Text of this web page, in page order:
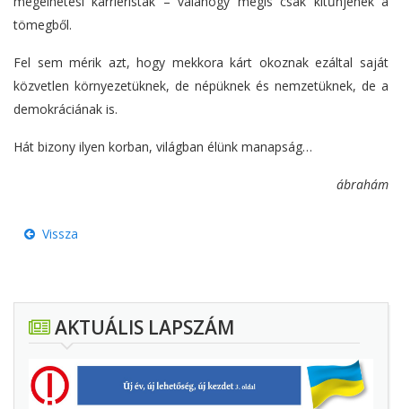
tömegből.
Fel sem mérik azt, hogy mekkora kárt okoznak ezáltal saját
közvetlen környezetüknek, de népüknek és nemzetüknek, de a
demokráciának is.
Hát bizony ilyen korban, világban élünk manapság…
ábrahám
Vissza
AKTUÁLIS LAPSZÁM